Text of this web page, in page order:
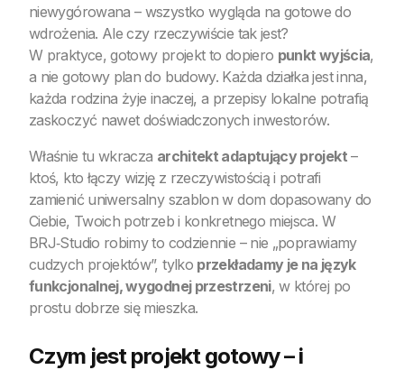
niewygórowana – wszystko wygląda na gotowe do
wdrożenia. Ale czy rzeczywiście tak jest?
W praktyce, gotowy projekt to dopiero punkt wyjścia,
a nie gotowy plan do budowy. Każda działka jest inna,
każda rodzina żyje inaczej, a przepisy lokalne potrafią
zaskoczyć nawet doświadczonych inwestorów.
Właśnie tu wkracza architekt adaptujący projekt–
ktoś, kto łączy wizję z rzeczywistością i potrafi
zamienić uniwersalny szablon w dom dopasowany do
Ciebie, Twoich potrzeb i konkretnego miejsca. W
BRJ‑Studio robimy to codziennie – nie „poprawiamy
cudzych projektów”, tylko przekładamy je na język
funkcjonalnej, wygodnej przestrzeni, w której po
prostu dobrze się mieszka.
Czym jest projekt gotowy – i